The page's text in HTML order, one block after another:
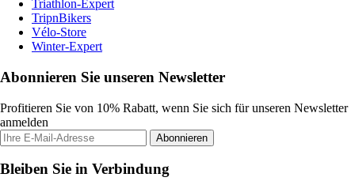
Triathlon-Expert
TripnBikers
Vélo-Store
Winter-Expert
Abonnieren Sie unseren Newsletter
Profitieren Sie von 10% Rabatt, wenn Sie sich für unseren Newsletter
anmelden
Abonnieren
Bleiben Sie in Verbindung